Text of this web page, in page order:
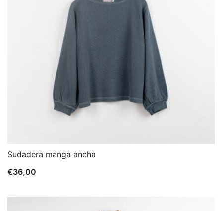
Sudadera manga ancha
€36,00